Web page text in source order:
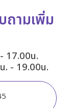
ถามเพิ่ม
17.00น.
. - 19.00น.